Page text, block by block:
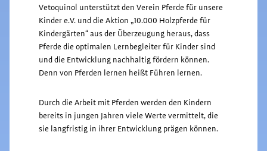
Vetoquinol unterstützt den Verein Pferde für unsere
Kinder e.V. und die Aktion „10.000 Holzpferde für
Kindergärten“ aus der Überzeugung heraus, dass
Pferde die optimalen Lernbegleiter für Kinder sind
und die Entwicklung nachhaltig fördern können.
Denn von Pferden lernen heißt Führen lernen.
Durch die Arbeit mit Pferden werden den Kindern
bereits in jungen Jahren viele Werte vermittelt, die
sie langfristig in ihrer Entwicklung prägen können.